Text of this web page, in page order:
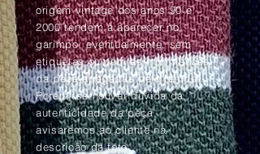
origem vintage dos anos 90 e
2000 tendem à aparecer no
garimpo, eventualmente, sem
etiquetas ou com as informações
da peça apagadas pelo tempo.
Porém, se houver dúvida da
autenticidade da peça,
avisaremos ao cliente na
descrição da foto.